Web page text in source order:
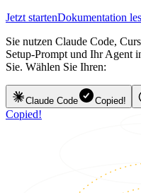
Jetzt startenDokumentation
Sie nutzen Claude Code,
Setup-Prompt und Ihr Agent
Sie. Wählen Sie Ihren:
Claude Code Copied!
Copied!